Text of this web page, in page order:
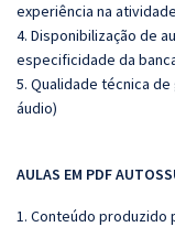
experiência na
4. Disponibilização de
especificidade da
5. Qualidade técnica
áudio)
AULAS EM PDF
1. Conteúdo produzido